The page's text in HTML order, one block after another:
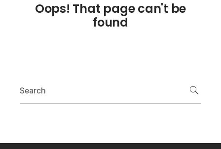
Oops! That page can't be
found